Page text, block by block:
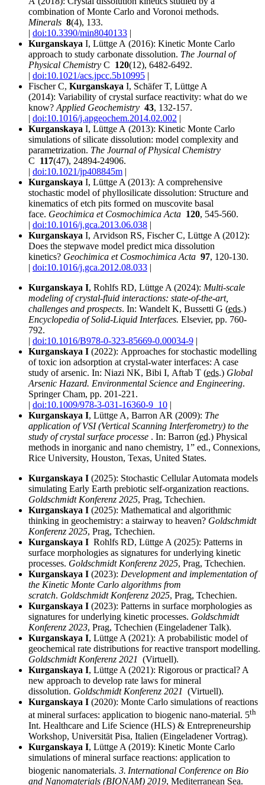
combination of Monte Carlo and Voronoi methods.
Minerals 8(4), 133.
| doi:10.3390/min8040133 |
Kurganskaya I, Lüttge A (2016): Kinetic Monte Carlo
approach to study carbonate dissolution. The Journal of
Physical Chemistry C 120(12), 6482-6492.
| doi:10.1021/acs.jpcc.5b10995 |
Fischer C, Kurganskaya I, Schäfer T, Lüttge A
(2014): Variability of crystal surface reactivity: what do we
know? Applied Geochemistry 43, 132-157.
| doi:10.1016/j.apgeochem.2014.02.002 |
Kurganskaya I, Lüttge A (2013): Kinetic Monte Carlo
simulations of silicate dissolution: model complexity and
parametrization. The Journal of Physical Chemistry
C 117(47), 24894-24906.
| doi:10.1021/jp408845m |
Kurganskaya I, Lüttge A (2013): A comprehensive
stochastic model of phyllosilicate dissolution: Structure and
kinematics of etch pits formed on muscovite basal
face. Geochimica et Cosmochimica Acta 120, 545-560.
| doi:10.1016/j.gca.2013.06.038 |
Kurganskaya I, Arvidson RS, Fischer C, Lüttge A (2012):
Does the stepwave model predict mica dissolution
kinetics? Geochimica et Cosmochimica Acta 97, 120-130.
| doi:10.1016/j.gca.2012.08.033 |
Kurganskaya I, Rohlfs RD, Lüttge A (2024): Multi-scale
modeling of crystal-fluid interactions: state-of-the-art,
challenges and prospects. In: Wandelt K, Bussetti G (eds.)
Encyclopedia of Solid-Liquid Interfaces. Elsevier, pp. 760-
792.
| doi:10.1016/B978-0-323-85669-0.00034-9 |
Kurganskaya I (2022): Approaches for stochastic modelling
of toxic ion adsorption at crystal-water interfaces: A case
study of arsenic. In: Niazi NK, Bibi I, Aftab T (eds.) Global
Arsenic Hazard. Environmental Science and Engineering.
Springer Cham, pp. 201-221.
| doi:10.1009/978-3-031-16360-9_10 |
Kurganskaya I, Lüttge A, Barron AR (2009): The
application of VSI (Vertical Scanning Interferometry) to the
study of crystal surface processe . In: Barron (ed.) Physical
methods in inorganic and nano chemistry, 1” ed., Connexions,
Rice University, Houston, Texas, United States.
Kurganskaya I (2025): Stochastic Cellular Automata models
simulating Early Earth prebiotic self-organization reactions.
Goldschmidt Konferenz 2025, Prag, Tchechien.
Kurganskaya I (2025): Mathematical and algorithmic
thinking in geochemistry: a stairway to heaven? Goldschmidt
Konferenz 2025, Prag, Tchechien.
Kurganskaya I Rohlfs RD, Lüttge A (2025): Patterns in
surface morphologies as signatures for underlying kinetic
processes. Goldschmidt Konferenz 2025, Prag, Tchechien.
Kurganskaya I (2023): Development and implementation of
the Kinetic Monte Carlo algorithms from
scratch. Goldschmidt Konferenz 2025, Prag, Tchechien.
Kurganskaya I (2023): Patterns in surface morphologies as
signatures for underlying kinetic processes. Goldschmidt
Konferenz 2023, Prag, Tchechien (Eingeladener Talk).
Kurganskaya I, Lüttge A (2021): A probabilistic model of
geochemical rate distributions for reactive transport modelling.
Goldschmidt Konferenz 2021 (Virtuell).
Kurganskaya I, Lüttge A (2021): Rigorous or practical? A
new approach to develop rate laws for mineral
dissolution. Goldschmidt Konferenz 2021 (Virtuell).
Kurganskaya I (2020): Monte Carlo simulations of reactions
at mineral surfaces: application to biogenic nano-material. 5th
Int. Healthcare and Life Science (HLS) & Entrepreneurship
Workshop, Universität Pisa, Italien (Eingeladener Vortrag).
Kurganskaya I, Lüttge A (2019): Kinetic Monte Carlo
simulations of mineral surface reactions: application to
biogenic nanomaterials. 3. International Conference on Bio
and Nanomaterials (BIONAM) 2019, Mediterranean Sea.